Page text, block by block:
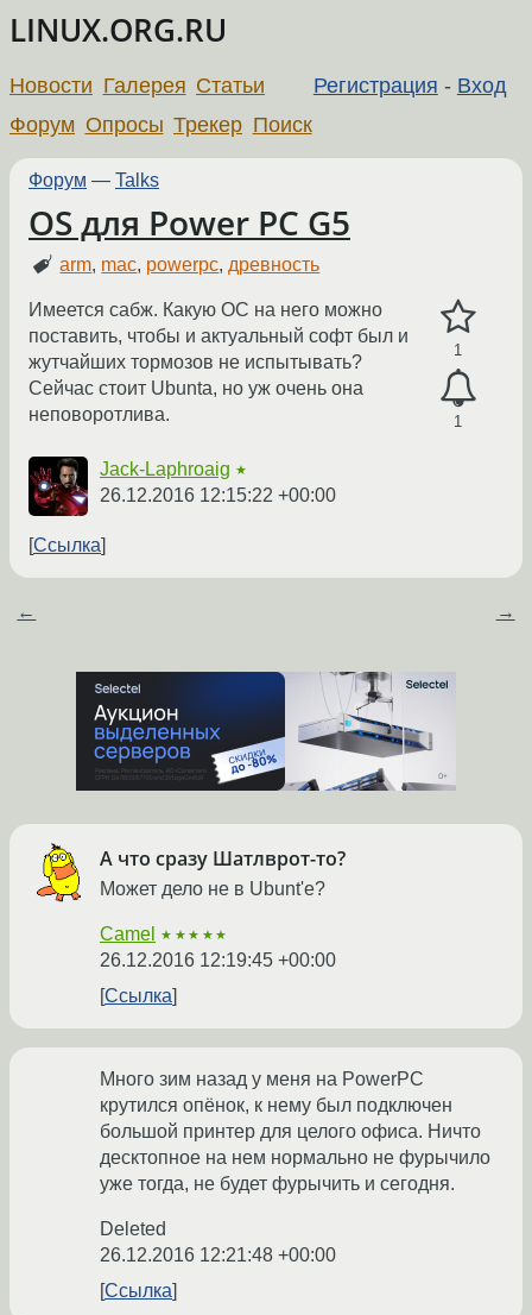
LINUX.ORG.RU
Регистрация - Вход
Новости Галерея Статьи
Форум Опросы Трекер Поиск
Форум — Talks
OS для Power PC G5
arm, mac, powerpc,древность
1
1
Имеется сабж. Какую ОС на него можно
поставить, чтобы и актуальный софт был и
жутчайших тормозов не испытывать?
Сейчас стоит Ubunta, но уж очень она
неповоротлива.
Jack-Laphroaig ★
26.12.2016 12:15:22 +00:00
Ссылка
← →
А что сразу Шатлврот-то?
Может дело не в Ubunt'е?
Camel ★★★★★
26.12.2016 12:19:45 +00:00
Ссылка
Много зим назад у меня на PowerPC
крутился опёнок, к нему был подключен
большой принтер для целого офиса. Ничто
десктопное на нем нормально не фурычило
уже тогда, не будет фурычить и сегодня.
Deleted
26.12.2016 12:21:48 +00:00
Ссылка